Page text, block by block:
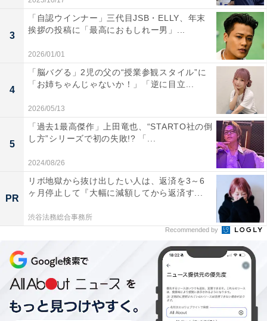
3
「自認ウインナー」三代目JSB・ELLY、年末
挨拶の投稿に「最高におもしれー男」...
2026/01/01
4
「脳バグる」2児の父の“授業参観スタイル”に
「お姉ちゃんじゃないか！」「逆に目立...
2026/05/13
5
「過去1最高傑作」上田竜也、“STARTO社の倒
し方”シリーズで初の失敗!? 「...
2024/08/26
PR
リボ地獄から抜け出したい人は、返済を3～6
ヶ月停止して『大幅に減額してから返済す...
渋谷法務総合事務所
Recommended by